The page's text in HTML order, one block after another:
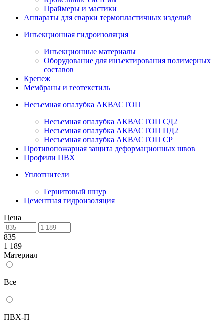
Праймеры и мастики
Аппараты для сварки термопластичных изделий
Инъекционная гидроизоляция
Инъекционные материалы
Оборудование для инъектирования полимерных
составов
Крепеж
Мембраны и геотекстиль
Несъемная опалубка АКВАСТОП
Несъемная опалубка АКВАСТОП СД2
Несъемная опалубка АКВАСТОП ПД2
Несъемная опалубка АКВАСТОП СР
Противопожарная защита деформационных швов
Профили ПВХ
Уплотнители
Гернитовый шнур
Цементная гидроизоляция
Цена
835
1 189
Материал
Все
ПВХ-П